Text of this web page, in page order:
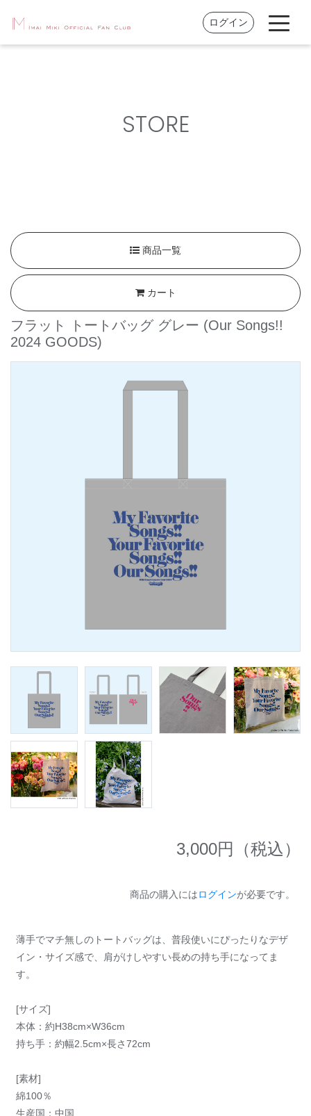
ログイン
STORE
商品一覧
カート
フラット トートバッグ グレー (Our Songs!!
2024 GOODS)
3,000円（税込）
商品の購入にはログインが必要です。
薄手でマチ無しのトートバッグは、普段使いにぴったりなデザ
イン・サイズ感で、肩がけしやすい長めの持ち手になってま
す。
[サイズ]
本体：約H38cm×W36cm
持ち手：約幅2.5cm×長さ72cm
[素材]
綿100％
生産国：中国